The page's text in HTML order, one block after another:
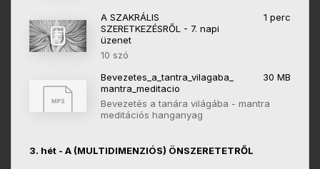
A SZAKRÁLIS
SZERETKEZÉSRŐL - 7. napi
üzenet
1 perc
10 szó
Bevezetes_a_tantra_vilagaba_
mantra_meditacio
30 MB
Bevezetés a tanára világába - mantra
meditációs hanganyag
3. hét - A (MULTIDIMENZIÓS) ÖNSZERETETRŐL